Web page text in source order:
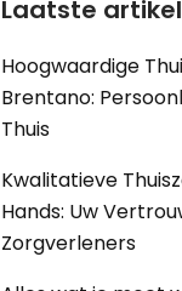
Laatste
Hoogwaardige
Brentano:
Thuis
Kwalitatieve
Hands: Uw
Zorgverleners